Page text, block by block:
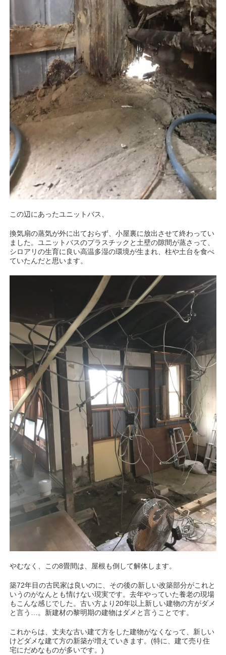
この辺にあったユニットバス、
換気扇の蒸気が外に出ておらず、小屋裏に放出させて終わってい
ました。ユニットバスのプラスチックと土壁の隙間が蒸さって、
シロアリの生育に良い高温多湿の環境が生まれ、柱や土台を食べ
ていたんだと思います。
やむなく、この8畳間は、屋根も倒して解体します。
築72年目の古民家は良いのに、その後の新しい改築部分がこれと
いうのがなんとも情けない現実です。去年やっていた養老の現場
もこんな感じでした。古い方より20年以上新しい建物の方がダメ
と言う…。新建材の黎明期の建物はダメと言うことです。
これからは、丈夫な古い建て方をした建物がなくなって、新しい
けどダメな建て方の新築が増えていきます。(特に、建て売り住
宅にだめなものが多いです。)